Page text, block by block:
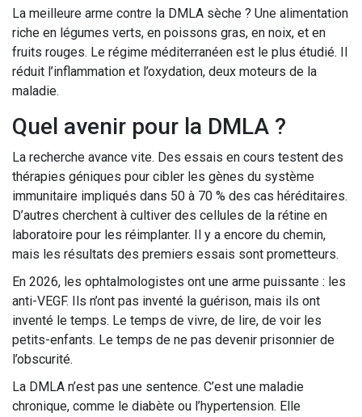
La meilleure arme contre la DMLA sèche ? Une alimentation
riche en légumes verts, en poissons gras, en noix, et en
fruits rouges. Le régime méditerranéen est le plus étudié. Il
réduit l’inflammation et l’oxydation, deux moteurs de la
maladie.
Quel avenir pour la DMLA ?
La recherche avance vite. Des essais en cours testent des
thérapies géniques pour cibler les gènes du système
immunitaire impliqués dans 50 à 70 % des cas héréditaires.
D’autres cherchent à cultiver des cellules de la rétine en
laboratoire pour les réimplanter. Il y a encore du chemin,
mais les résultats des premiers essais sont prometteurs.
En 2026, les ophtalmologistes ont une arme puissante : les
anti-VEGF. Ils n’ont pas inventé la guérison, mais ils ont
inventé le temps. Le temps de vivre, de lire, de voir les
petits-enfants. Le temps de ne pas devenir prisonnier de
l’obscurité.
La DMLA n’est pas une sentence. C’est une maladie
chronique, comme le diabète ou l’hypertension. Elle